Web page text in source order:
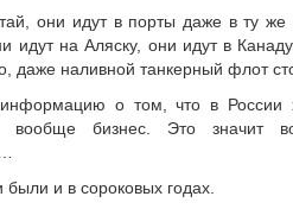
они идут в порты даже в ту
идут на Аляску, они идут в
даже наливной танкерный флот
о том, что в России
вообще бизнес. Это значит
и в сороковых годах.